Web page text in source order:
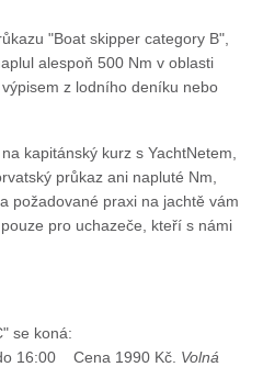
"Boat skipper category B",
alespoň 500 Nm v oblasti
z lodního deníku nebo
kapitánský kurz s YachtNetem,
průkaz ani napluté Nm,
požadované praxi na jachtě vám
pro uchazeče, kteří s námi
se koná:
16:00 Cena 1990 Kč. Volná